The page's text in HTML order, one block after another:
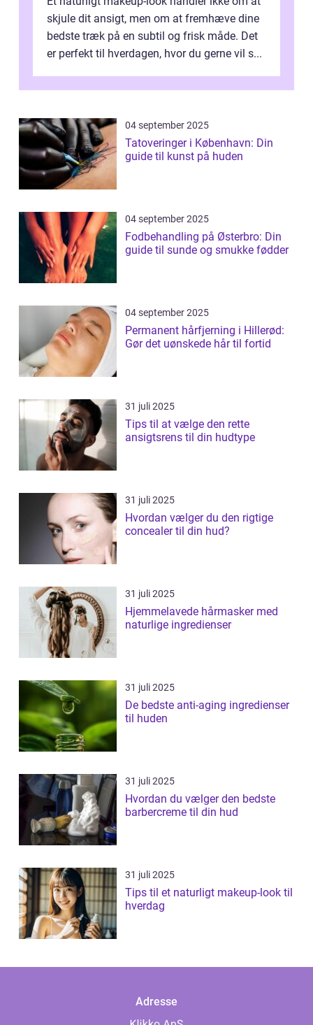
skjule dit ansigt, men om at fremhæve dine
bedste træk på en subtil og frisk måde. Det
er perfekt til hverdagen, hvor du gerne vil s...
04 september 2025
Tatoveringer i København: Din
guide til kunst på huden
04 september 2025
Fodbehandling på Østerbro: Din
guide til sunde og smukke fødder
04 september 2025
Permanent hårfjerning i Hillerød:
Gør det uønskede hår til fortid
31 juli 2025
Tips til at vælge den rette
ansigtsrens til din hudtype
31 juli 2025
Hvordan vælger du den rigtige
concealer til din hud?
31 juli 2025
Hjemmelavede hårmasker med
naturlige ingredienser
31 juli 2025
De bedste anti-aging ingredienser
til huden
31 juli 2025
Hvordan du vælger den bedste
barbercreme til din hud
31 juli 2025
Tips til et naturligt makeup-look til
hverdag
Adresse